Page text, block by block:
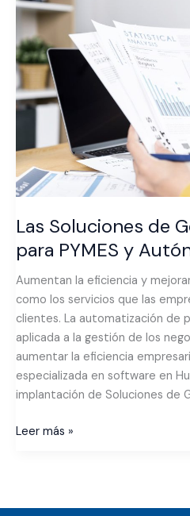
Las Soluciones de
para PYMES y
Aumentan la eficiencia y
como los servicios que las
clientes. La automatización de
aplicada a la gestión de los
aumentar la eficiencia
especializada en software en
implantación de Soluciones de
Soluciones
de
Gestión
Integradas
para
PYMES
Autónomos
Leer más »